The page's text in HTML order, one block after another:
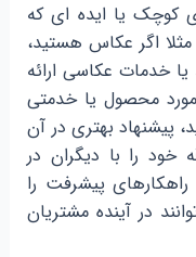
کوچک یا ایده ای که
اگر عکاس هستید،
یا خدمات عکاسی ارائه
محصول یا خدمتی
پیشنهاد بهتری در آن
خود را با دیگران در
راهکارهای پیشرفت را
در آینده مشتریان